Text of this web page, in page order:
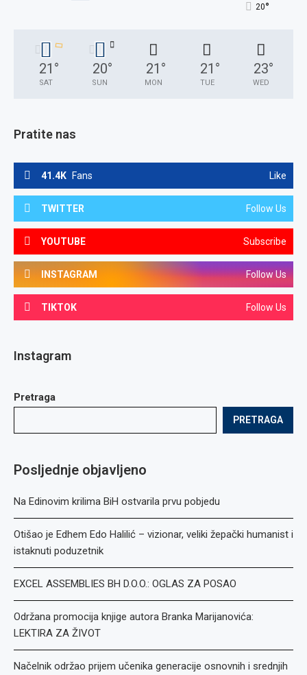
20°
21 °
SAT
20°
SUN
21 °
MON
21 °
TUE
23°
WED
Pratite nas
41.4K Fans Like
TWITTER Follow Us
YOUTUBE Subscribe
INSTAGRAM Follow Us
TIKTOK Follow Us
Instagram
Pretraga
PRETRAGA
Posljednje objavljeno
Na Edinovim krilima BiH ostvarila prvu pobjedu
Otišao je Edhem Edo Halilić – vizionar, veliki žepački humanist i
istaknuti poduzetnik
EXCEL ASSEMBLIES BH D.O.O.: OGLAS ZA POSAO
Održana promocija knjige autora Branka Marijanovića:
LEKTIRA ZA ŽIVOT
Načelnik održao prijem učenika generacije osnovnih i srednjih